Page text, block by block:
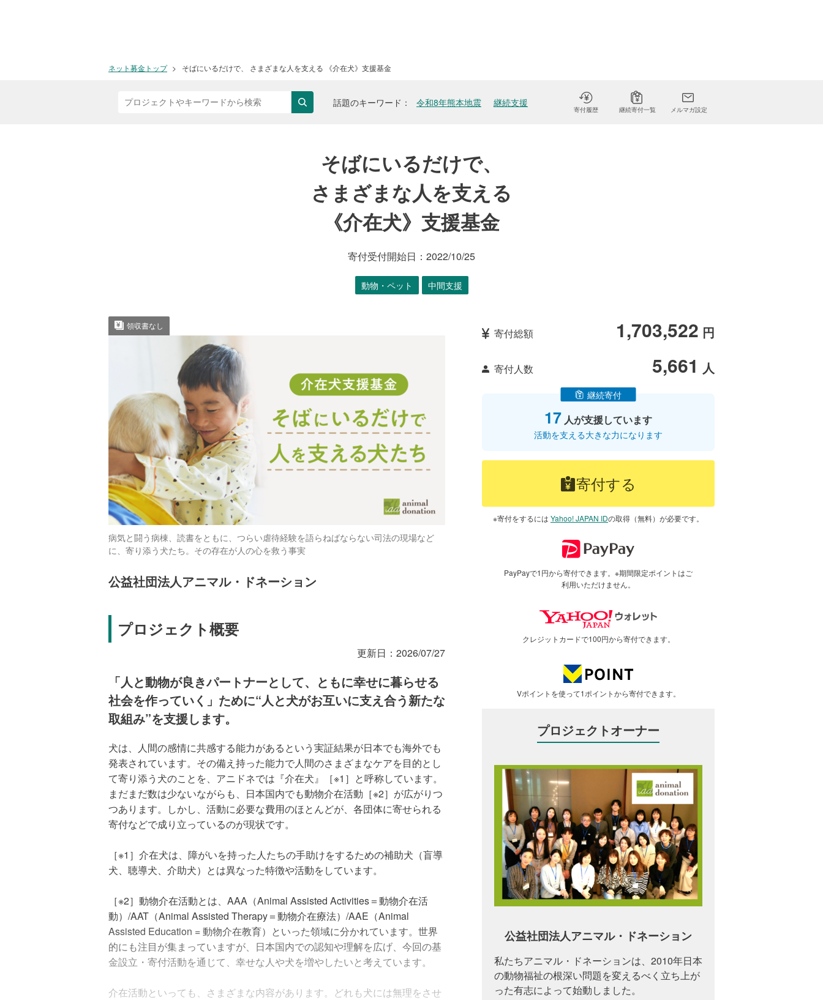
ネット募金トップ そばにいるだけで、 さまざまな人を支える 《介在犬》支援基金
検索 話題のキーワード 令和8年熊本地震 継続支援
寄付履歴 継続寄付一覧 メルマガ設定
そばにいるだけで、
さまざまな人を支える
《介在犬》支援基金
寄付受付開始日： 2022/10/25
動物・ペット 中間支援
領収書なし
病気と闘う病棟、読書をともに、つらい虐待経験を語らねばならない司法の現場など
に、寄り添う犬たち。その存在が人の心を救う事実
公益社団法人アニマル・ドネーション
プロジェクト概要
更新日： 2026/07/27
「人と動物が良きパートナーとして、ともに幸せに暮らせる
社会を作っていく」ために“人と犬がお互いに支え合う新たな
取組み”を支援します。
犬は、人間の感情に共感する能力があるという実証結果が日本でも海外でも
発表されています。その備え持った能力で人間のさまざまなケアを目的とし
て寄り添う犬のことを、アニドネでは『介在犬』［※1］と呼称しています。
まだまだ数は少ないながらも、日本国内でも動物介在活動［※2］が広がりつ
つあります。しかし、活動に必要な費用のほとんどが、各団体に寄せられる
寄付などで成り立っているのが現状です。
［※1］介在犬は、障がいを持った人たちの手助けをするための補助犬（盲導
犬、聴導犬、介助犬）とは異なった特徴や活動をしています。
［※2］動物介在活動とは、AAA（Animal Assisted Activities＝動物介在活
動）/AAT（Animal Assisted Therapy＝動物介在療法）/AAE（Animal
Assisted Education = 動物介在教育）といった領域に分かれています。世界
的にも注目が集まっていますが、日本国内での認知や理解を広げ、今回の基
金設立・寄付活動を通じて、幸せな人や犬を増やしたいと考えています。
介在活動といっても、さまざまな内容があります。どれも犬には無理をさせ
寄付総額 1,703,522 円
寄付人数 5,661 人
継続寄付
17 人が支援しています
活動を支える大きな力になります
寄付する
※寄付をするには Yahoo! JAPAN IDの取得（無料）が必要です。
PayPayで1円から寄付できます。※期間限定ポイントはご
利用いただけません。
クレジットカードで100円から寄付できます。
Vポイントを使って1ポイントから寄付できます。
プロジェクトオーナー
公益社団法人アニマル・ドネーション
私たちアニマル・ドネーションは、2010年日本
の動物福祉の根深い問題を変えるべく立ち上が
った有志によって始動しました。